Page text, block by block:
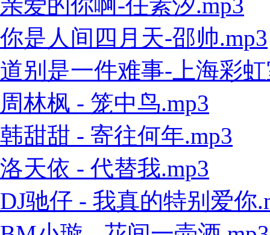
你是人间四月天-邵帅.mp3
道别是一件难事-上海彩
周林枫 - 笼中鸟.mp3
韩甜甜 - 寄往何年.mp3
洛天依 - 代替我.mp3
DJ驰仔 - 我真的特别爱你